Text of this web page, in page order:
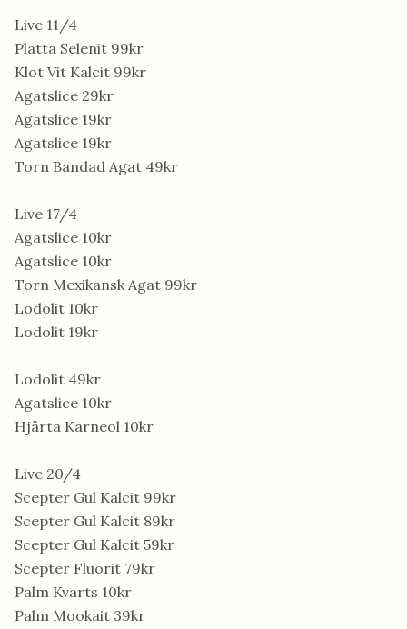
Live 11/4
Platta Selenit 99kr
Klot Vit Kalcit 99kr
Agatslice 29kr
Agatslice 19kr
Agatslice 19kr
Torn Bandad Agat 49kr
Live 17/4
Agatslice 10kr
Agatslice 10kr
Torn Mexikansk Agat 99kr
Lodolit 10kr
Lodolit 19kr
Lodolit 49kr
Agatslice 10kr
Hjärta Karneol 10kr
Live 20/4
Scepter Gul Kalcit 99kr
Scepter Gul Kalcit 89kr
Scepter Gul Kalcit 59kr
Scepter Fluorit 79kr
Palm Kvarts 10kr
Palm Mookait 39kr